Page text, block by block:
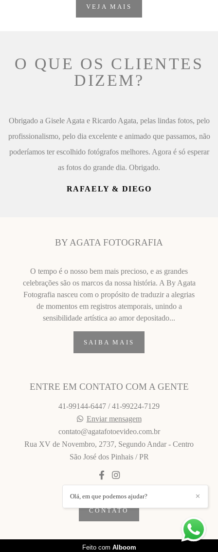
VEJA MAIS
O QUE OS CLIENTES
DIZEM?
Obrigado a Gisele Agata e Ricardo Agata, pelas lindas fotos, pelo
profissionalismo, pelo dia excelente e animado que passamos, não
poderíamos ter escolhido fotógrafos melhores. Agora é só esperar
as fotos do grande dia. Obrigado.
RAFAELY & DIEGO
BY AGATA FOTOGRAFIA
O tempo é o nosso bem mais precioso, e as grandes
celebrações são os marcos da nossa história. A By Agata
Fotografia nasceu com o propósito de traduzir a alegrias
de momentos em registros atemporais, unindo a
sensibilidade artística ao amor depositado...
SAIBA MAIS
ENTRE EM CONTATO COM A GENTE
41-99144-6447 / 41-99224-7129
Enviar mensagem
contato@agatafotoevideo.com.br
Rua XV de Novembro, 2737, Segundo Andar - Centro
São José dos Pinhais / PR
CONTATO
✕
Olá, em que podemos ajudar?
Feito com Alboom